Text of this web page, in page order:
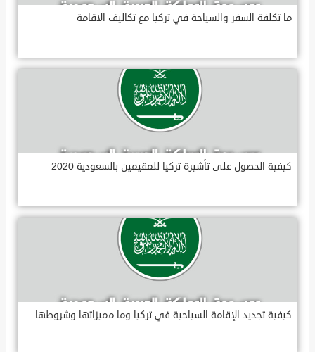
ما تكلفة السفر والسياحة في تركيا مع تكاليف الاقامة
كيفية الحصول على تأشيرة تركيا للمقيمين بالسعودية 2020
كيفية تجديد الإقامة السياحية في تركيا وما مميزاتها وشروطها